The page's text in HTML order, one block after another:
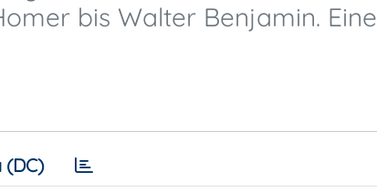
bis Walter Benjamin. Eine
(DC)